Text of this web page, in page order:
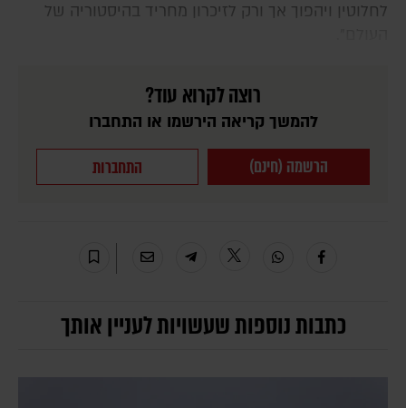
לחלוטין ויהפוך אך ורק לזיכרון מחריד בהיסטוריה של
רוצה לקרוא עוד?
להמשך קריאה הירשמו או התחברו
הרשמה (חינם) התחברות
כתבות נוספות שעשויות לעניין אותך